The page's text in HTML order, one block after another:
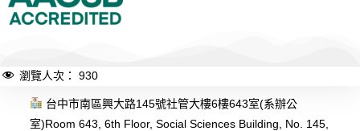
瀏覽人次： 930
台中市南區興大路145號社管大樓6樓643室(系辦公
室)Room 643, 6th Floor, Social Sciences Building, No. 145,